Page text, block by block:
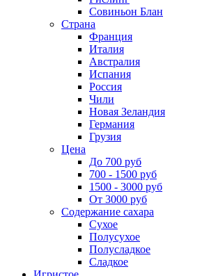
Совиньон Блан
Страна
Франция
Италия
Австралия
Испания
Россия
Чили
Новая Зеландия
Германия
Грузия
Цена
До 700 руб
700 - 1500 руб
1500 - 3000 руб
От 3000 руб
Содержание сахара
Сухое
Полусухое
Полусладкое
Сладкое